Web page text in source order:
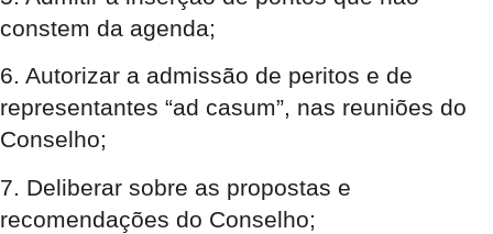
constem da agenda;
6. Autorizar a admissão de peritos e de
representantes “ad casum”, nas reuniões do
Conselho;
7. Deliberar sobre as propostas e
recomendações do Conselho;